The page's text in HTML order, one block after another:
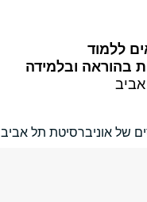
בהוראה ובלמידה
של אוניברסיטת תל אביב